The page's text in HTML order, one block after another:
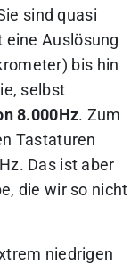
sind quasi
eine Auslösung
bis hin
selbst
8.000Hz. Zum
Tastaturen
Das ist aber
die wir so nicht
niedrigen